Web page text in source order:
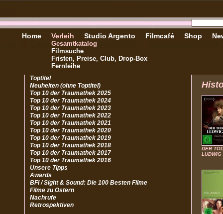
Home Verleih
Gesamtkatalog
Filmsuche
Fristen, Preise, Club, Drop-Box
Fernleihe
Studio Argento Filmcafé Shop
Toptitel
Neuheiten (ohne Toptitel)
Top 10 der Traumathek 2025
Top 10 der Traumathek 2024
Top 10 der Traumathek 2023
Top 10 der Traumathek 2022
Top 10 der Traumathek 2021
Top 10 der Traumathek 2020
Top 10 der Traumathek 2019
Top 10 der Traumathek 2018
Top 10 der Traumathek 2017
Top 10 der Traumathek 2016
Unsere Tipps
Awards
BFI / Sight & Sound: Die 100 Besten Filme
Filme zu Ostern
Nachrufe
Retrospektiven
DER
LUDWIG